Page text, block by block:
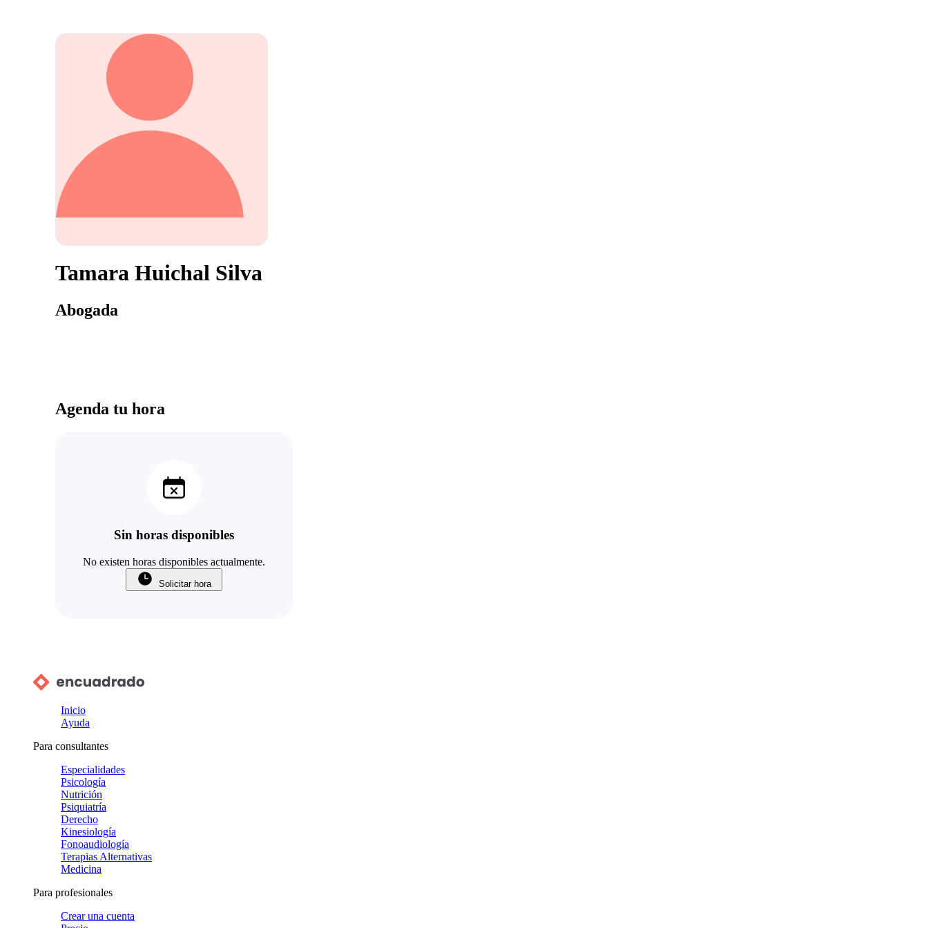
Tamara Huichal Silva
Abogada
Agenda tu hora
Sin horas disponibles
No existen horas disponibles actualmente.
Solicitar hora
Inicio
Ayuda
Para consultantes
Especialidades
Psicología
Nutrición
Psiquiatría
Derecho
Kinesiología
Fonoaudiología
Terapias Alternativas
Medicina
Para profesionales
Crear una cuenta